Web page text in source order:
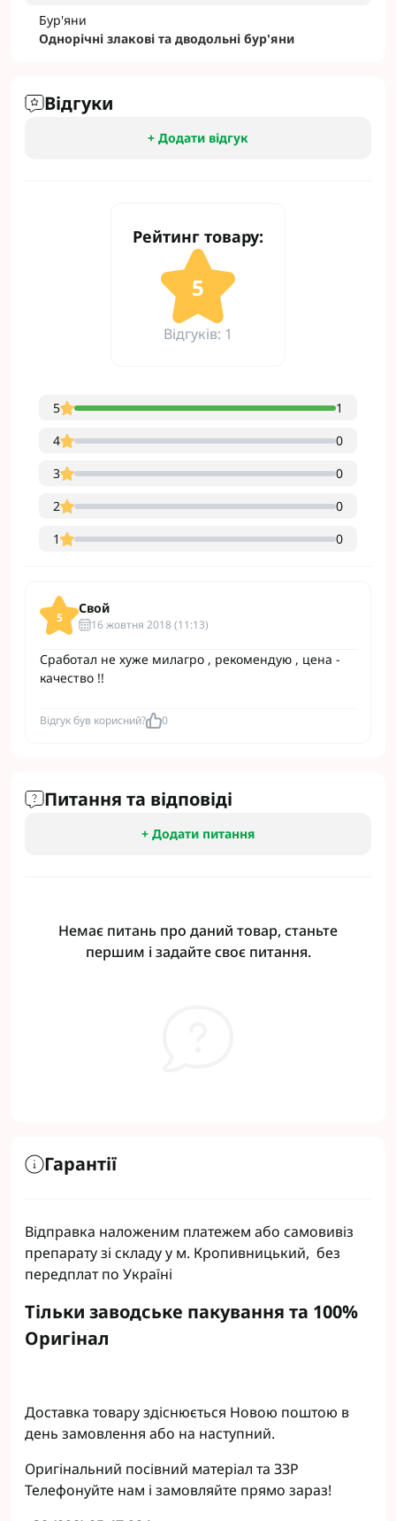
Бур'яни
Однорічні злакові та дводольні бур'яни
Відгуки
+ Додати відгук
Рейтинг товару:
5
Відгуків: 1
5
1
4
0
3
0
2
0
1
0
5
Свой
16 жовтня 2018 (11:13)
Сработал не хуже милагро , рекомендую , цена -
качество !!
Відгук був корисний? 0
Питання та відповіді
+ Додати питання
Немає питань про даний товар, станьте
першим і задайте своє питання.
Гарантії
Відправка наложеним платежем або самовивіз
препарату зі складу у м. Кропивницький, без
передплат по Україні
Тільки заводське пакування та 100%
Оригінал
Доставка товару здіснюється Новою поштою в
день замовлення або на наступний.
Оригінальний посівний матеріал та ЗЗР
Телефонуйте нам і замовляйте прямо зараз!